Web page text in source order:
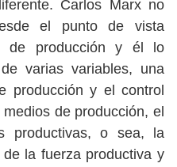
Carlos Marx no
el punto de vista
de producción y él lo
varias variables, una
producción y el control
de producción, el
productivas, o sea, la
la fuerza productiva y